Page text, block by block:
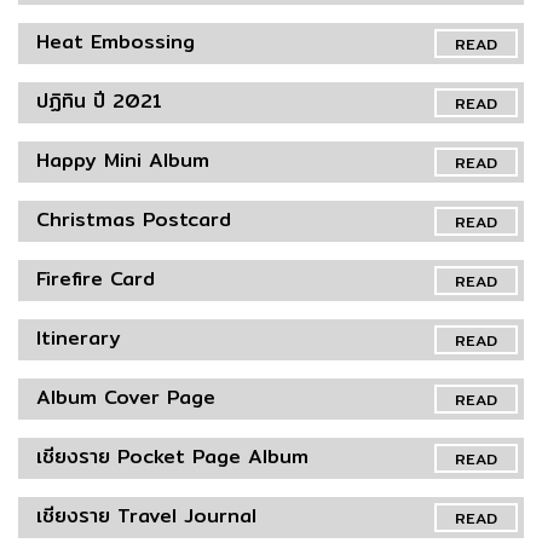
READ
Heat Embossing
READ
ปฏิทิน ปี 2021
READ
Happy Mini Album
READ
Christmas Postcard
READ
Firefire Card
READ
Itinerary
READ
Album Cover Page
READ
เชียงราย Pocket Page Album
READ
เชียงราย Travel Journal